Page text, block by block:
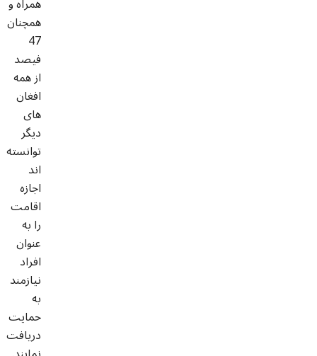
همچنان
47
فیصد
از همه
افغان
های
دیگر
توانسته
اند
اجازه
اقامت
را به
عنوان
افراد
نیازمند
به
حمایت
دریافت